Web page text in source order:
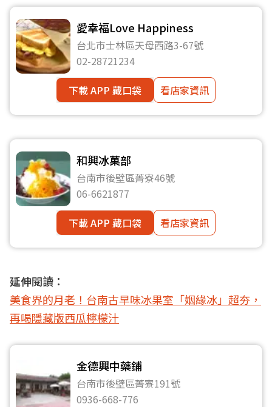
愛幸福Love Happiness
台北市士林區天母西路3-67號
02-28721234
下載 APP 藏口袋
看店家資訊
和興冰菓部
台南市後壁區菁寮46號
06-6621877
下載 APP 藏口袋
看店家資訊
延伸閱讀：
美食界的月老！台南古早味冰果室「姻緣冰」超夯，
再喝隱藏版西瓜檸檬汁
金德興中藥鋪
台南市後壁區菁寮191號
0936-668-776